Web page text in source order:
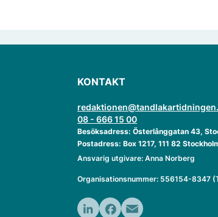
KONTAKT
08 - 666 15 00
Besöksadress: Österlånggatan 43,
Postadress: Box 1217, 111 82
Ansvarig utgivare: Anna Norberg
Organisationsnummer: 556154-8347